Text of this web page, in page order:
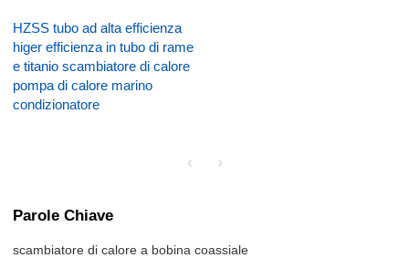
HZSS tubo ad alta efficienza
higer efficienza in tubo di rame
e titanio scambiatore di calore
pompa di calore marino
condizionatore
Parole Chiave
scambiatore di calore a bobina coassiale